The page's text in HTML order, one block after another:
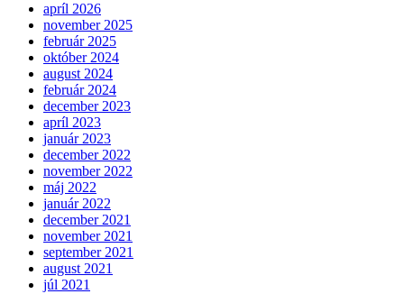
apríl 2026
november 2025
február 2025
október 2024
august 2024
február 2024
december 2023
apríl 2023
január 2023
december 2022
november 2022
máj 2022
január 2022
december 2021
november 2021
september 2021
august 2021
júl 2021